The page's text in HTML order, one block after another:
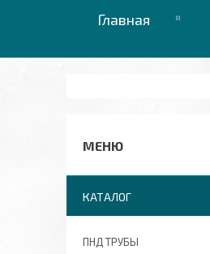
Главная
КАТАЛОГ
ПНД ТРУБЫ